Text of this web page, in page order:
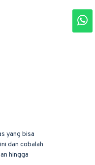
yang bisa
dan cobalah
hingga